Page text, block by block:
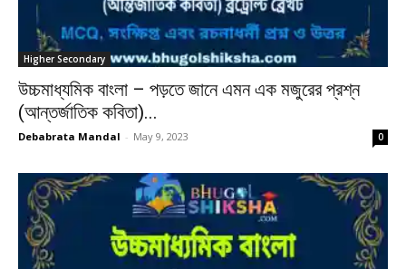
Higher Secondary
উচ্চমাধ্যমিক বাংলা – পড়তে জানে এমন এক মজুরের প্রশ্ন
(আন্তর্জাতিক কবিতা)...
Debabrata Mandal - May 9, 2023 0